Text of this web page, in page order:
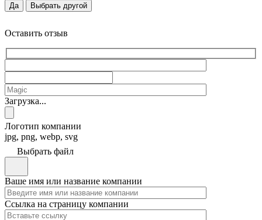
Да Выбрать другой
Оставить отзыв
Загрузка...
Логотип компании
jpg, png, webp, svg
Выбрать файл
Ваше имя или название компании
Ссылка на страницу компании